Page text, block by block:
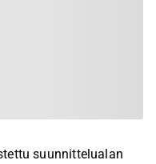
suunnittelualan